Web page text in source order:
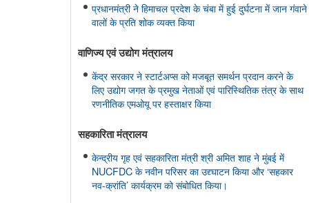
प्रधानमंत्री ने हिमाचल प्रदेश के चंबा में हुई दुर्घटना में जान गंवाने
वालों के प्रति शोक व्यक्त किया
वाणिज्‍य एवं उद्योग मंत्रालय
केंद्र सरकार ने स्टार्टअप्स को मजबूत समर्थन प्रदान करने के
लिए उद्योग जगत के प्रमुख नेताओं एवं पारिस्थितिक तंत्र के साथ
रणनीतिक एमओयू पर हस्ताक्षर किया
सहकारिता मंत्रालय
केन्द्रीय गृह एवं सहकारिता मंत्री श्री अमित शाह ने मुंबई में
NUCFDC के नवीन परिसर का उद्द्घाटन किया और ‘सहकार
नव-क्रांति’ कार्यक्रम को संबोधित किया।